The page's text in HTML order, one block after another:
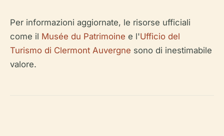
Per informazioni aggiornate, le risorse ufficiali
come il Musée du Patrimoine e l'Ufficio del
Turismo di Clermont Auvergne sono di inestimabile
valore.